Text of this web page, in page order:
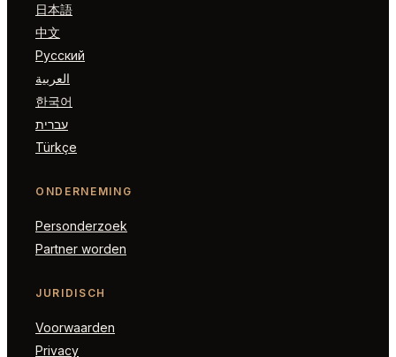
日本語
中文
Русский
العربية
한국어
עברית
Türkçe
ONDERNEMING
Personderzoek
Partner worden
JURIDISCH
Voorwaarden
Privacy